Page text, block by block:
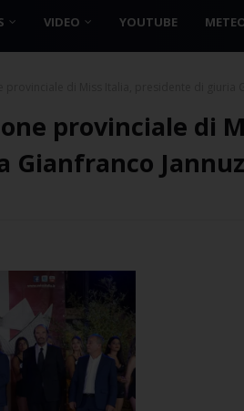
VIDEO YOUTUBE
provinciale di
Gianfranco